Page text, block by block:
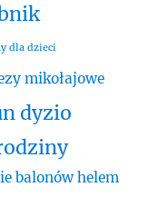
dla dzieci
mikołajowe
dyzio
balonów helem